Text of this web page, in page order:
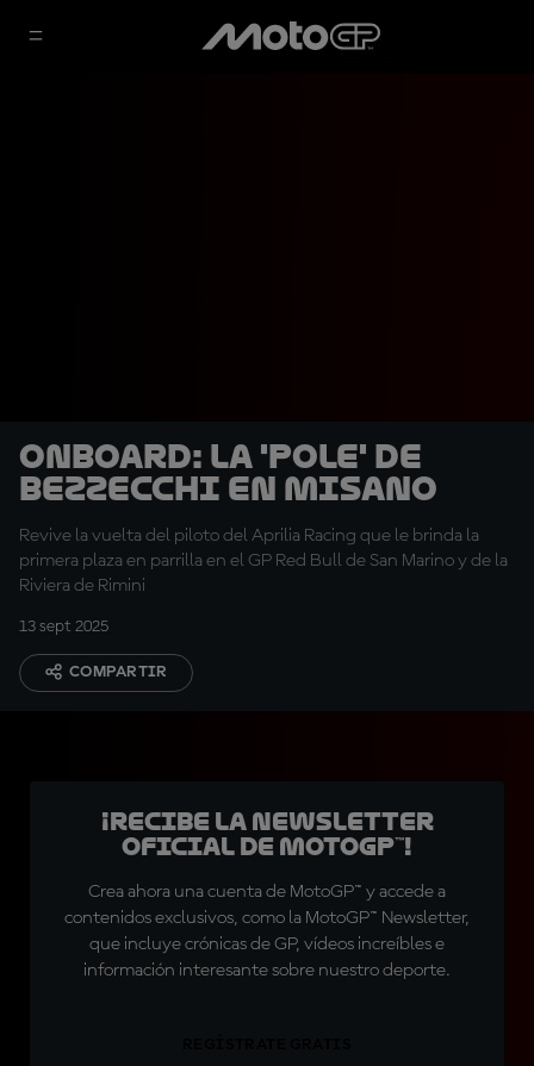
OnBoard: La 'pole' de
Bezzecchi en Misano
Revive la vuelta del piloto del Aprilia Racing que le brinda la
primera plaza en parrilla en el GP Red Bull de San Marino y de la
Riviera de Rimini
13 sept 2025
COMPARTIR
¡Recibe la Newsletter
oficial de MotoGP™!
Crea ahora una cuenta de MotoGP™ y accede a
contenidos exclusivos, como la MotoGP™ Newsletter,
que incluye crónicas de GP, vídeos increíbles e
información interesante sobre nuestro deporte.